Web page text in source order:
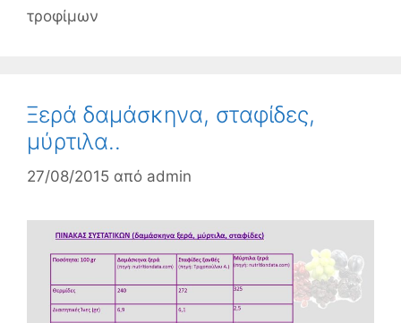
τροφίμων
Ξερά δαμάσκηνα, σταφίδες,
μύρτιλα..
27/08/2015 από admin